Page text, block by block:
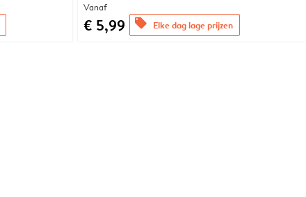
Vanaf
€ 5,99 offers Elke dag lage prijzen